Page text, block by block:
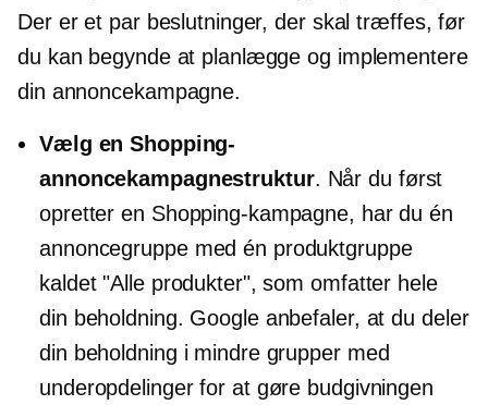
Der er et par beslutninger, der skal træffes, før
du kan begynde at planlægge og implementere
din annoncekampagne.
Vælg en Shopping-
annoncekampagnestruktur. Når du først
opretter en Shopping-kampagne, har du én
annoncegruppe med én produktgruppe
kaldet "Alle produkter", som omfatter hele
din beholdning. Google anbefaler, at du deler
din beholdning i mindre grupper med
underopdelinger for at gøre budgivningen